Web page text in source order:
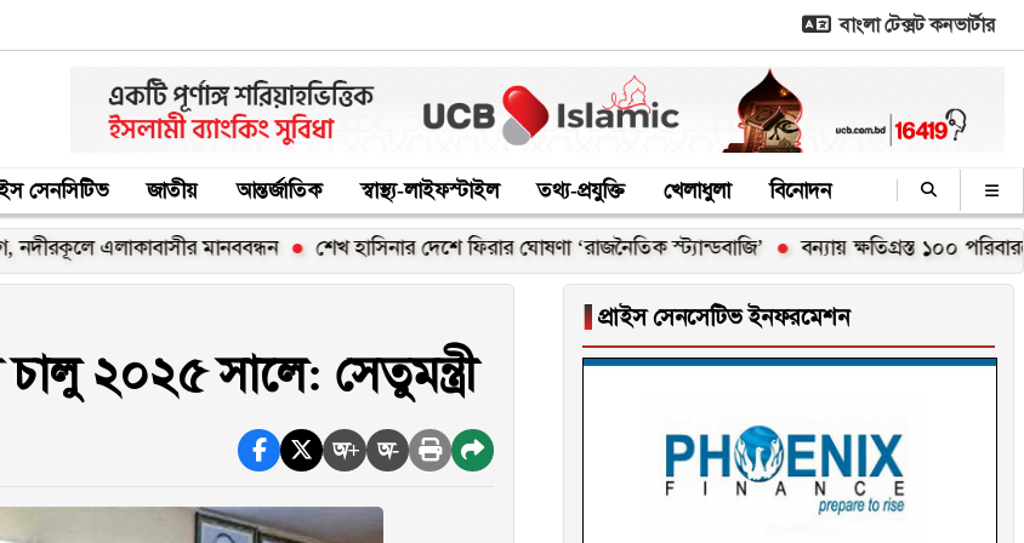
বাংলা টেক্সট কনভার্টার
সেনসিটিভ জাতীয় আন্তর্জাতিক স্বাস্থ্য-লাইফস্টাইল তথ্য-প্রযুক্তি খেলাধুলা বিনোদন
এলাকাবাসীর মানববন্ধন শেখ হাসিনার দেশে ফিরার ঘোষণা ‘রাজনৈতিক স্ট্যান্ডবাজি’ বন্যায় ক্ষতিগ্রস্ত ১০০ পরিবারকে নতুন
২০২৫ সালে: সেতুমন্ত্রী
অ+ অ-
▐ প্রাইস সেনসেটিভ ইনফরমেশন